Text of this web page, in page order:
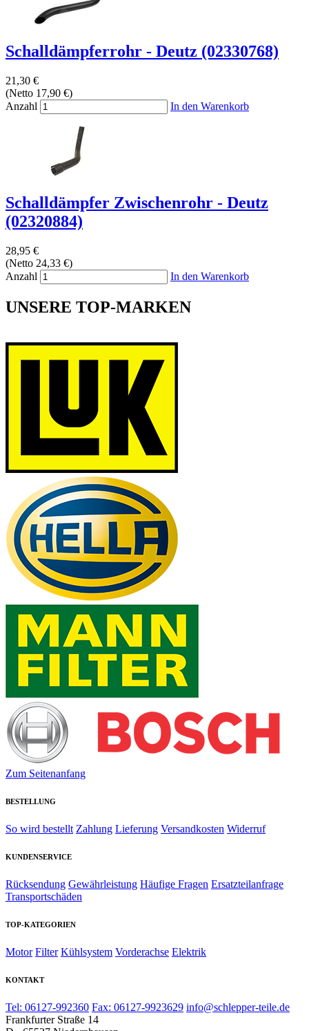
Schalldämpferrohr - Deutz (02330768)
21,30 €
(Netto 17,90 €)
Anzahl
In den Warenkorb
Schalldämpfer Zwischenrohr - Deutz
(02320884)
28,95 €
(Netto 24,33 €)
Anzahl
In den Warenkorb
UNSERE TOP-MARKEN
Zum Seitenanfang
BESTELLUNG
So wird bestellt Zahlung Lieferung Versandkosten Widerruf
KUNDENSERVICE
Rücksendung Gewährleistung Häufige Fragen Ersatzteilanfrage
Transportschäden
TOP-KATEGORIEN
Motor Filter Kühlsystem Vorderachse Elektrik
KONTAKT
Tel: 06127-992360 Fax: 06127-9923629 info@schlepper-teile.de
Frankfurter Straße 14